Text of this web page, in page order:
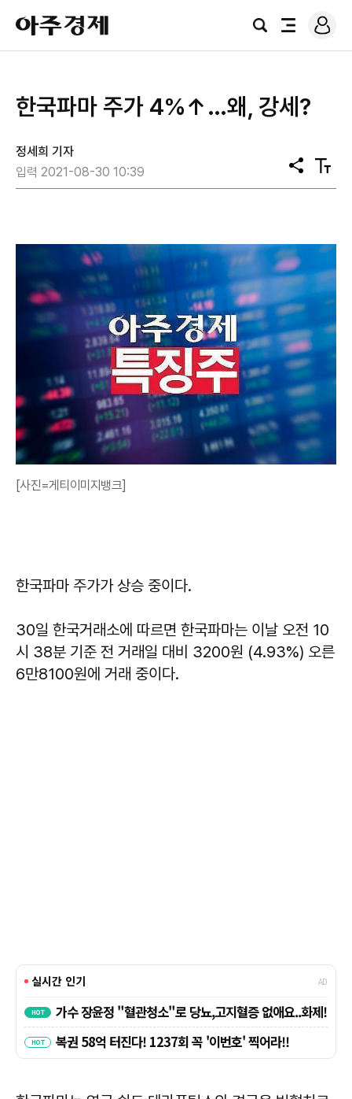
아
주
경
검
전
로
그
한국파마 주가 4%↑…왜, 강세?
정세희 기자
입력 2021-08-30 10:39
공
유
텍
스
[사진=게티이미지뱅크]
한국파마 주가가 상승 중이다.
30일 한국거래소에 따르면 한국파마는 이날 오전 10
시 38분 기준 전 거래일 대비 3200원 (4.93%) 오른
6만8100원에 거래 중이다.